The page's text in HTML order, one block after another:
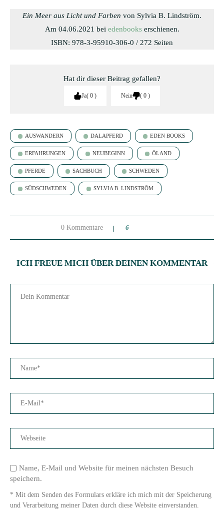
Ein Meer aus Licht und Farben von Sylvia B. Lindström.
Am 04.06.2021 bei edenbookserschienen.
ISBN: 978-3-95910-306-0 / 272 Seiten
Hat dir dieser Beitrag gefallen?
Ja 0 Nein 0
AUSWANDERN DALAPFERD EDEN BOOKS
ERFAHRUNGEN NEUBEGINN ÖLAND
PFERDE SACHBUCH SCHWEDEN
SÜDSCHWEDEN SYLVIA B. LINDSTRÖM
0 Kommentare 6
ICH FREUE MICH ÜBER DEINEN KOMMENTAR
Name, E-Mail und Website für meinen nächsten Besuch
speichern.
* Mit dem Senden des Formulars erkläre ich mich mit der Speicherung
und Verarbeitung meiner Daten durch diese Website einverstanden.